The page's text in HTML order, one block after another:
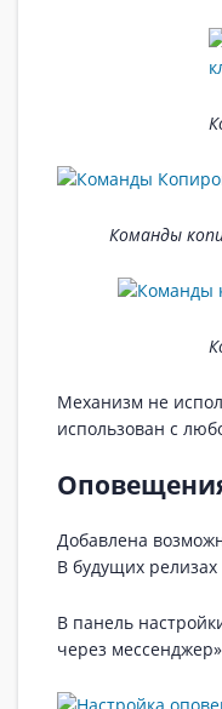
Команды
Механизм не
использован с
Добавлена
В будущих
В панель
через